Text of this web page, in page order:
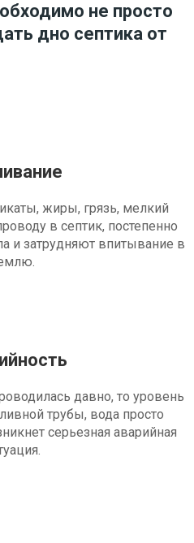
не просто
дно септика от
жиры, грязь, мелкий
в септик, постепенно
и затрудняют впитывание в
давно, то уровень
трубы, вода просто
серьезная аварийная